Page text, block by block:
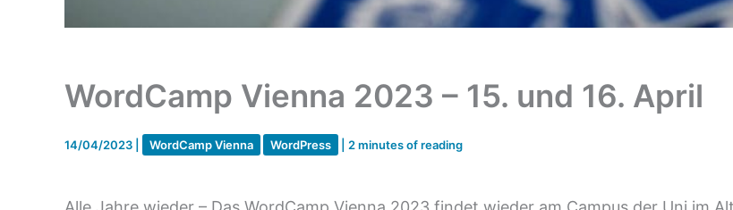
WordCamp Vienna 2023 – 15. und 16. April
14/04/2023 WordCamp Vienna WordPress 2 minutes of reading